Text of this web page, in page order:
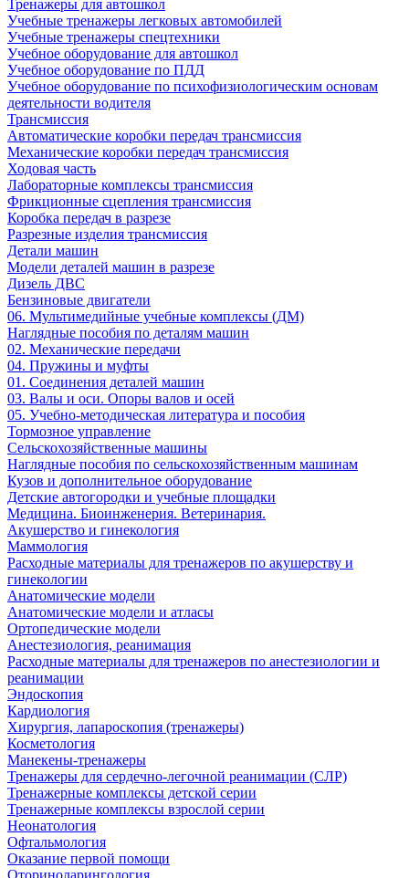
Тренажеры для автошкол
Учебные тренажеры легковых автомобилей
Учебные тренажеры спецтехники
Учебное оборудование для автошкол
Учебное оборудование по ПДД
Учебное оборудование по психофизиологическим основам
деятельности водителя
Трансмиссия
Автоматические коробки передач трансмиссия
Механические коробки передач трансмиссия
Ходовая часть
Лабораторные комплексы трансмиссия
Фрикционные сцепления трансмиссия
Коробка передач в разрезе
Разрезные изделия трансмиссия
Детали машин
Модели деталей машин в разрезе
Дизель ДВС
Бензиновые двигатели
06. Мультимедийные учебные комплексы (ДМ)
Наглядные пособия по деталям машин
02. Механические передачи
04. Пружины и муфты
01. Соединения деталей машин
03. Валы и оси. Опоры валов и осей
05. Учебно-методическая литература и пособия
Тормозное управление
Сельскохозяйственные машины
Наглядные пособия по сельскохозяйственным машинам
Кузов и дополнительное оборудование
Детские автогородки и учебные площадки
Медицина. Биоинженерия. Ветеринария.
Акушерство и гинекология
Маммология
Расходные материалы для тренажеров по акушерству и
гинекологии
Анатомические модели
Анатомические модели и атласы
Ортопедические модели
Анестезиология, реанимация
Расходные материалы для тренажеров по анестезиологии и
реанимации
Эндоскопия
Кардиология
Хирургия, лапароскопия (тренажеры)
Косметология
Манекены-тренажеры
Тренажеры для сердечно-легочной реанимации (СЛР)
Тренажерные комплексы детской серии
Тренажерные комплексы взрослой серии
Неонатология
Офтальмология
Оказание первой помощи
Оториноларингология